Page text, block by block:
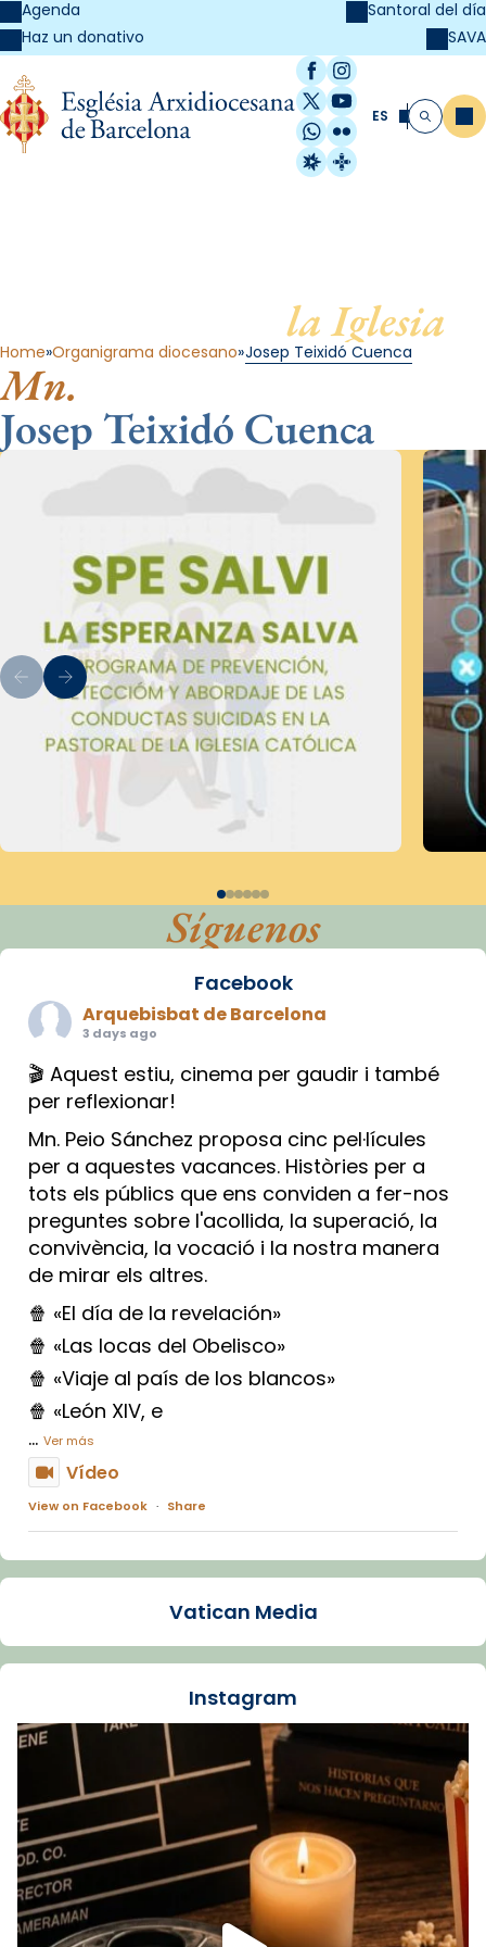
Agenda
Haz un donativo
Santoral del día
SAVA
Facebook
Instagram
X / Twitter
YouTube
WhatsApp
Flickr
Radio Estel
Catalunya
ES Buscar
la Iglesia
Home Organigrama diocesano Josep Teixidó Cuenca
Mn.
Josep Teixidó Cuenca
Síguenos
Facebook
Arquebisbat de Barcelona
3 days ago
🎬 Aquest estiu, cinema per gaudir i també
per reflexionar!
Mn. Peio Sánchez proposa cinc pel·lícules
per a aquestes vacances. Històries per a
tots els públics que ens conviden a fer-nos
preguntes sobre l'acollida, la superació, la
convivència, la vocació i la nostra manera
de mirar els altres.
🍿 «El día de la revelación»
🍿 «Las locas del Obelisco»
🍿 «Viaje al país de los blancos»
🍿 «León XIV, e
... Ver más
Vídeo
View on Facebook · Share
Arquebisbat de Barcelona
La Carmina va patir depressió. Fa gairebé
dos mesos, a l'Estadi Lluís Companys, la
Recupera l'entrevista comp
Vatican
tican News 👇
www.vaticannews.va/es/iglesia/news/2026-
07/carmina-historia-depresion-papa-viaje-
espana-testimoni...
Foto
View on Facebook · Share
Vatican Media
Instagram